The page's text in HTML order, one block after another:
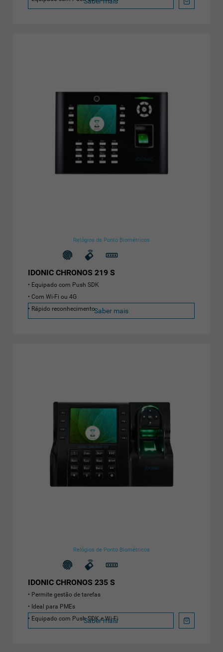
Relógios de Ponto Biométricos
IDONIC CHRONOS 219 S
Equipado com Push SDK
Com Wi-Fi ou 4G
Rápido reconhecimentoSaber mais
Relógios de Ponto Biométricos
IDONIC CHRONOS 235 S
Permite gestão de tarefas
Ideal para PMEs
Equipado com Push SDK e Wi-Fi
Saber mais